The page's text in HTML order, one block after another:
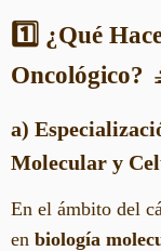
1️⃣ ¿Qué
Oncológico?
a)
Molecular y
En el ámbito del
en biología